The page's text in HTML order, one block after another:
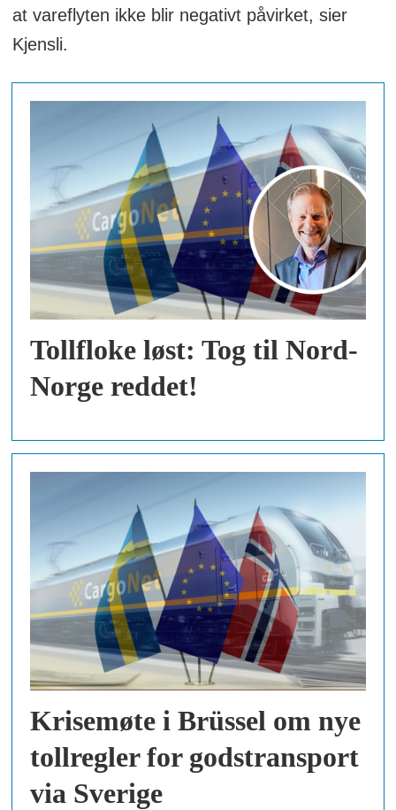
at vareflyten ikke blir negativt påvirket, sier
Kjensli.
Tollfloke løst: Tog til Nord-
Norge reddet!
Krisemøte i Brüssel om nye
tollregler for godstransport
via Sverige